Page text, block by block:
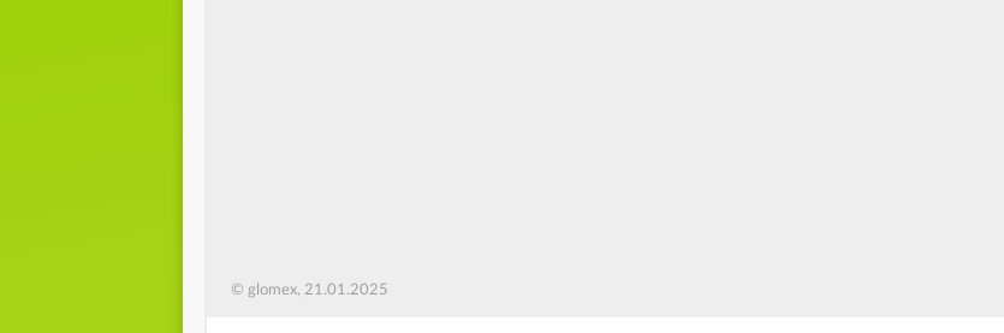
© glomex, 21.01.2025